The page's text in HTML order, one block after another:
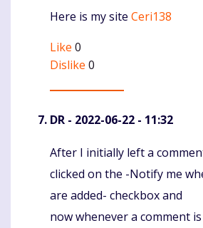
Here is my site Ceri138
Like 0
Dislike 0
DR - 2022-06-22 - 11:32
Komentaras
After I initially left a
clicked on the -Notify me
are added- checkbox and
now whenever a comment